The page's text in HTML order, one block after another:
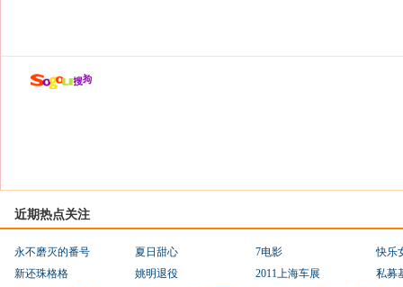
近期热点关注
永不磨灭的番号 夏日甜心 7电影
快乐
新还珠格格
姚明退役 2011上海车展
私募